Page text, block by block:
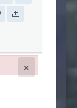
×